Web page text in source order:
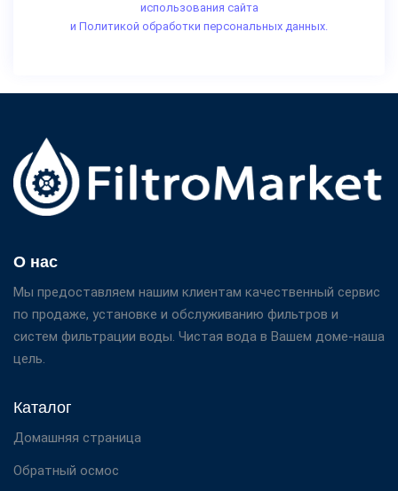
использования сайта
и Политикой обработки персональных данных.
О нас
Мы предоставляем нашим клиентам качественный сервис
по продаже, установке и обслуживанию фильтров и
систем фильтрации воды. Чистая вода в Вашем доме-наша
цель.
Каталог
Домашняя страница
Обратный осмос